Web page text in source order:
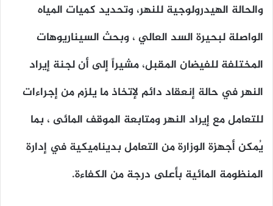
والحالة الهيدرولوجية للنهر، وتحديد كميات المياه
الواصلة لبحيرة السد العالي ، وبحث السيناريوهات
المختلفة للفيضان المقبل، مشيراً إلى أن لجنة إيراد
النهر في حالة إنعقاد دائم لإتخاذ ما يلزم من إجراءات
للتعامل مع إيراد النهر ومتابعة الموقف المائى ، بما
يُمكن أجهزة الوزارة من التعامل بديناميكية في إدارة
المنظومة المائية بأعلى درجة من الكفاءة.